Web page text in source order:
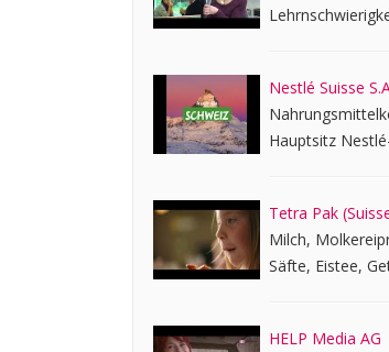
Nestlé Suisse
Hauptsitz
Tetra Pak
Milch,
Säfte, Eistee,
HELP Media AG